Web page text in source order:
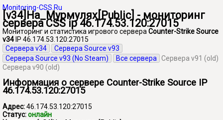
Monitoring-CSS.Ru
[v34]На_Мурмулях[Public] - мониторинг
сервера CSS ip 46.174.53.120:27015
Мониторинг и статистика игрового сервера Counter-Strike Source
v34 IP 46.174.53.120:27015
Сервера v34
Сервера Source v93
Сервера Source v93 (No Steam)
Все сервера
Сервера v91 (old)
Сервера v90 (old)
Информация о сервере Counter-Strike Source IP
46.174.53.120:27015
Адрес:46.174.53.120:27015
Статус:онлайн